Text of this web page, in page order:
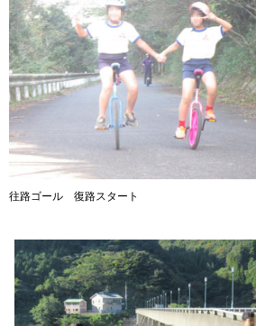
往路ゴール 復路スタート